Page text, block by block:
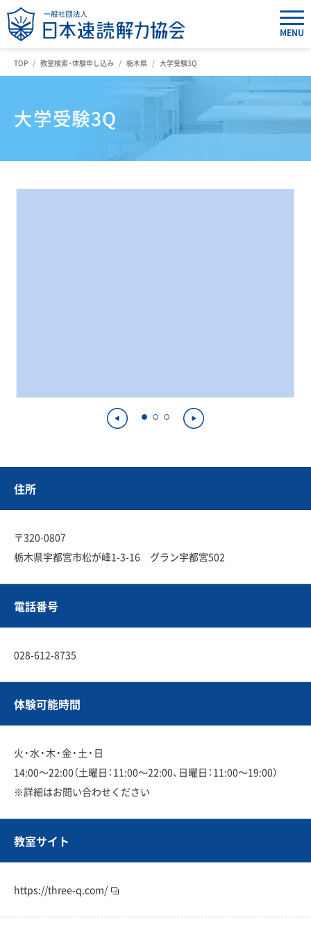
MENU
TOP 教室検索・体験申し込み 栃木県 大学受験3Q
大学受験3Q
住所
〒320-0807
栃木県宇都宮市松が峰1-3-16 グラン宇都宮502
電話番号
028-612-8735
体験可能時間
火・水・木・金・土・日
14:00〜22:00（土曜日：11:00〜22:00、日曜日：11:00〜19:00）
※詳細はお問い合わせください
教室サイト
https://three-q.com/